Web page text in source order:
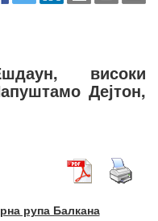
високи
Дејтон,
рупа Балкана